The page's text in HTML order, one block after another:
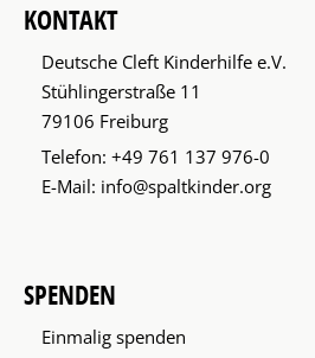
KONTAKT
Deutsche Cleft Kinderhilfe e.V.
Stühlingerstraße 11
79106 Freiburg
Telefon: +49 761 137 976-0
E-Mail: info@spaltkinder.org
SPENDEN
Einmalig spenden